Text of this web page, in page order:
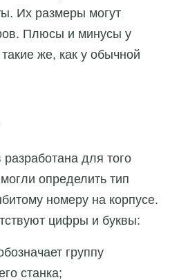
Их размеры могут
Плюсы и минусы у
же, как у обычной
для того
определить тип
номеру на корпусе.
цифры и буквы:
группу
станка;